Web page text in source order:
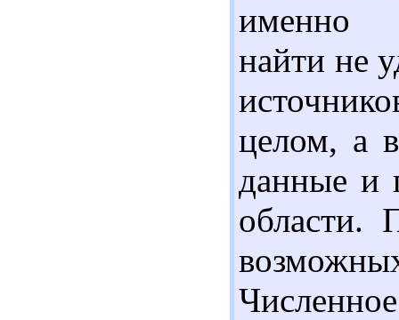
именно
найти не
целом, а
данные и
области.